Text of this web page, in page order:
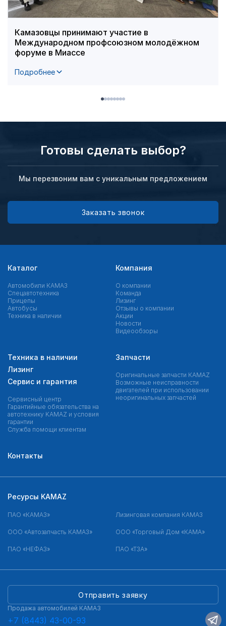
Камазовцы принимают участие в
Международном профсоюзном молодёжном
форуме в Миассе
Подробнее
Готовы сделать выбор?
Мы перезвоним вам с уникальным предложением
Заказать звонок
Каталог
Автомобили КАМАЗ
Спецавтотехника
Прицепы
Автобусы
Техника в наличии
Компания
О компании
Команда
Лизинг
Отзывы о компании
Акции
Новости
Видеообзоры
Техника в наличии
Лизинг
Сервис и гарантия
Сервисный центр
Гарантийные обязательства на
автотехнику KAMAZ и условия
гарантии
Служба помощи клиентам
Запчасти
Оригинальные запчасти КAMAZ
Возможные неисправности
двигателей при использовании
неоригинальных запчастей
Контакты
Отправить заявку
Продажа автомобилей КАМАЗ
+7 (8443) 43-00-93
Ресурсы KAMAZ
ПАО «КАМАЗ» Лизинговая компания КАМАЗ
ООО «Автозапчасть КАМАЗ» ООО «Торговый Дом «КАМА»
ПАО «НЕФАЗ» ПАО «ТЗА»